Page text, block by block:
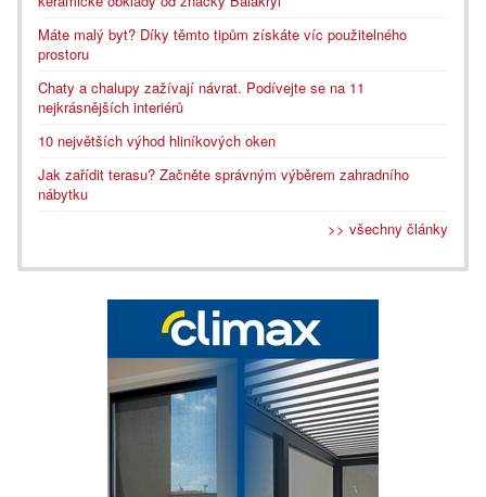
Máte malý byt? Díky těmto tipům získáte víc použitelného
prostoru
Chaty a chalupy zažívají návrat. Podívejte se na 11
nejkrásnějších interiérů
10 největších výhod hliníkových oken
Jak zařídit terasu? Začněte správným výběrem zahradního
nábytku
>> všechny články